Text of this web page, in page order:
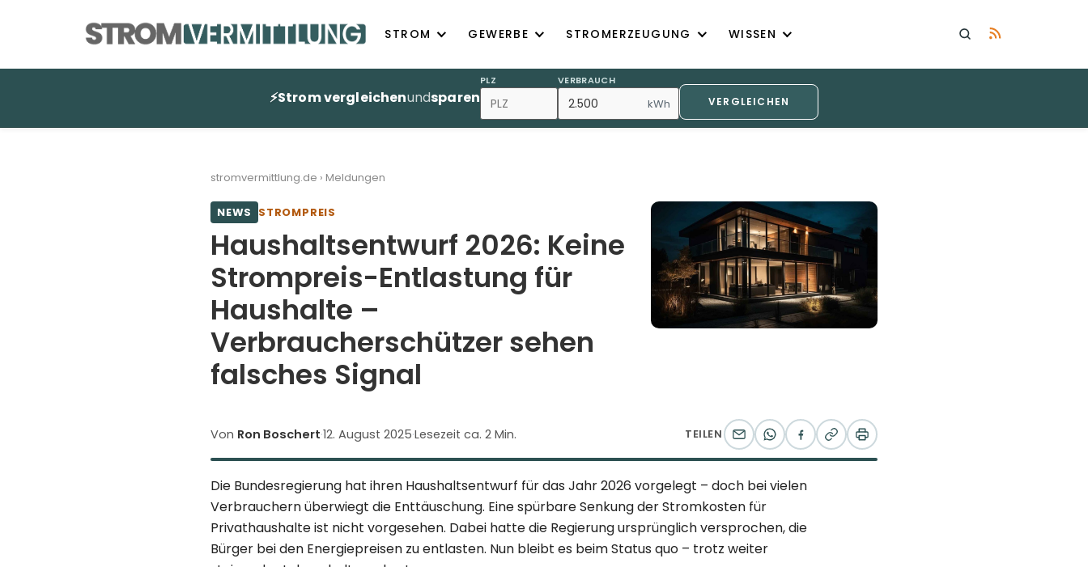
STROM GEWERBE STROMERZEUGUNG WISSEN
⚡Strom vergleichenundsparen
PLZ VERBRAUCH
kWh VERGLEICHEN
stromvermittlung.de › Meldungen
NEWS STROMPREIS
Haushaltsentwurf 2026: Keine
Strompreis-Entlastung für
Haushalte –
Verbraucherschützer sehen
falsches Signal
Von Ron Boschert·12. August 2025·Lesezeit ca. 2 Min. TEILEN
Die Bundesregierung hat ihren Haushaltsentwurf für das Jahr 2026 vorgelegt – doch bei vielen
Verbrauchern überwiegt die Enttäuschung. Eine spürbare Senkung der Stromkosten für
Privathaushalte ist nicht vorgesehen. Dabei hatte die Regierung ursprünglich versprochen, die
Bürger bei den Energiepreisen zu entlasten. Nun bleibt es beim Status quo – trotz weiter